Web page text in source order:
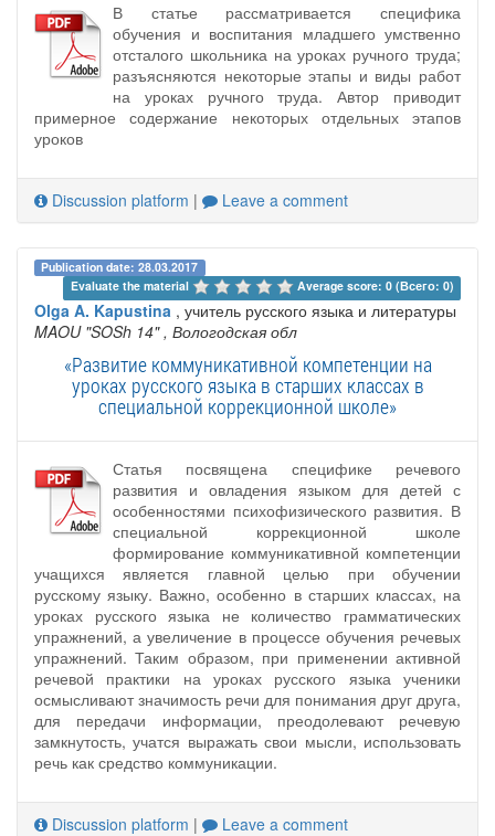
В статье рассматривается специфика
обучения и воспитания младшего умственно
отсталого школьника на уроках ручного труда;
разъясняются некоторые этапы и виды работ
на уроках ручного труда. Автор приводит
примерное содержание некоторых отдельных этапов
уроков
Discussion platform | Leave a comment
Publication date: 28.03.2017
Evaluate the material
Average score: 0 (Всего: 0)
Olga A. Kapustina , учитель русского языка и литературы
MAOU "SOSh 14" , Вологодская обл
«Развитие коммуникативной компетенции на
уроках русского языка в старших классах в
специальной коррекционной школе»
Статья посвящена специфике речевого
развития и овладения языком для детей с
особенностями психофизического развития. В
специальной коррекционной школе
формирование коммуникативной компетенции
учащихся является главной целью при обучении
русскому языку. Важно, особенно в старших классах, на
уроках русского языка не количество грамматических
упражнений, а увеличение в процессе обучения речевых
упражнений. Таким образом, при применении активной
речевой практики на уроках русского языка ученики
осмысливают значимость речи для понимания друг друга,
для передачи информации, преодолевают речевую
замкнутость, учатся выражать свои мысли, использовать
речь как средство коммуникации.
Discussion platform | Leave a comment